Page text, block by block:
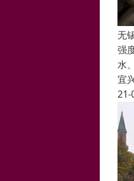
无
强
水
宜
21-